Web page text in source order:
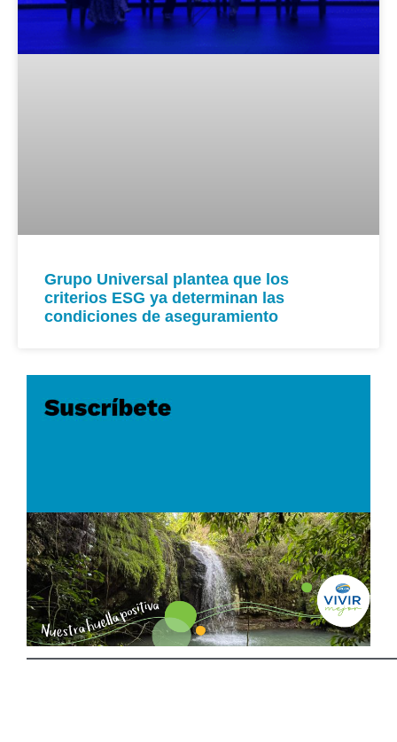
Grupo Universal plantea que los
criterios ESG ya determinan las
condiciones de aseguramiento